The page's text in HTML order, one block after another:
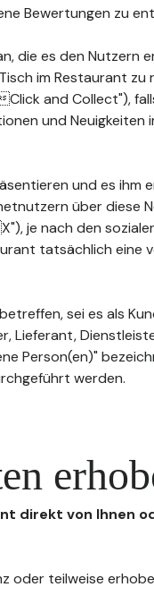
Bewertungen zu
die es den Nutzern
im Restaurant zu
and Collect"),
und Neuigkeiten
und es ihm
über diese
je nach den
tatsächlich eine
sei es als
Lieferant,
Person(en)"
werden.
direkt von Ihnen
oder teilweise